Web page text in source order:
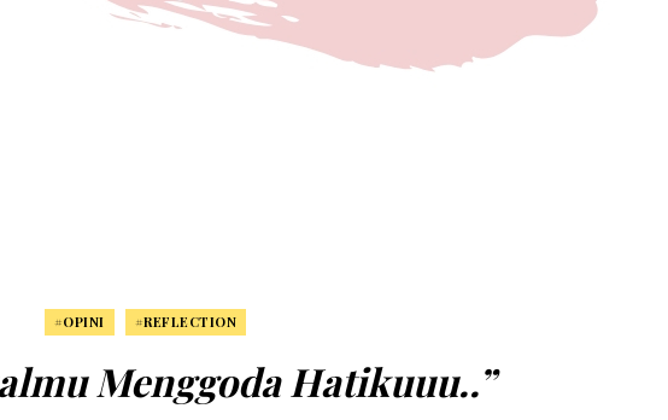
#OPINI #REFLECTION
Menggoda Hatikuuu..”